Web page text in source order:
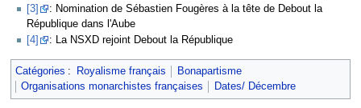
[3]
: Nomination de Sébastien Fougères à la tête de Debout la
République dans l'Aube
[4]
: La NSXD rejoint Debout la République
Catégories : Royalisme français
Bonapartisme
Organisations monarchistes françaises
Dates/ Décembre